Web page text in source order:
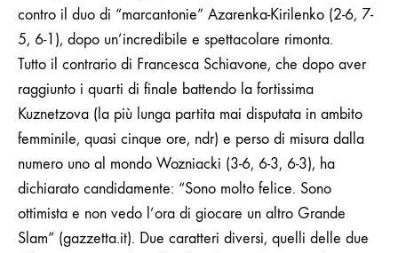
contro il duo di “marcantonie” Azarenka-Kirilenko (2-6, 7-
5, 6-1), dopo un’incredibile e spettacolare rimonta.
Tutto il contrario di Francesca Schiavone, che dopo aver
raggiunto i quarti di finale battendo la fortissima
Kuznetzova (la più lunga partita mai disputata in ambito
femminile, quasi cinque ore, ndr) e perso di misura dalla
numero uno al mondo Wozniacki (3-6, 6-3, 6-3), ha
dichiarato candidamente: “Sono molto felice. Sono
ottimista e non vedo l’ora di giocare un altro Grande
Slam” (gazzetta.it). Due caratteri diversi, quelli delle due